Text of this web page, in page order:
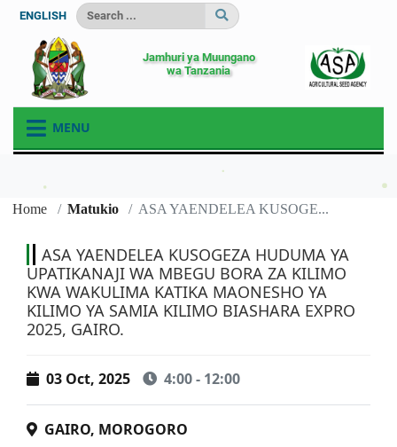
ENGLISH
Jamhuri ya Muungano
wa Tanzania
MENU
Home Matukio ASA YAENDELEA KUSOGE...
ASA YAENDELEA KUSOGEZA HUDUMA YA
UPATIKANAJI WA MBEGU BORA ZA KILIMO
KWA WAKULIMA KATIKA MAONESHO YA
KILIMO YA SAMIA KILIMO BIASHARA EXPRO
2025, GAIRO.
03 Oct, 2025 4:00 - 12:00
GAIRO, MOROGORO